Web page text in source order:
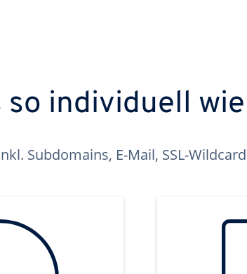
so individuell
Subdomains, E-Mail, SSL-